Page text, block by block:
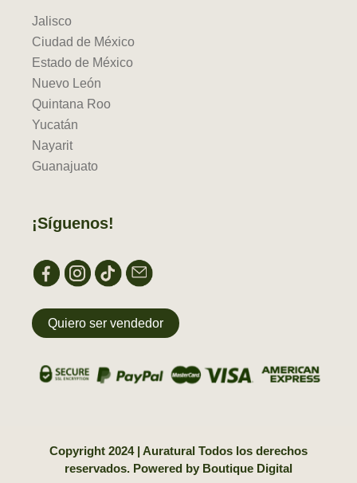
Jalisco
Ciudad de México
Estado de México
Nuevo León
Quintana Roo
Yucatán
Nayarit
Guanajuato
¡Síguenos!
Quiero ser vendedor
Copyright 2024 | Auratural Todos los derechos
reservados. Powered by Boutique Digital